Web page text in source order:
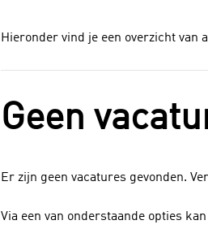
Hieronder vind je een overzicht van
Geen
Er zijn geen vacatures gevonden.
Via een van onderstaande opties